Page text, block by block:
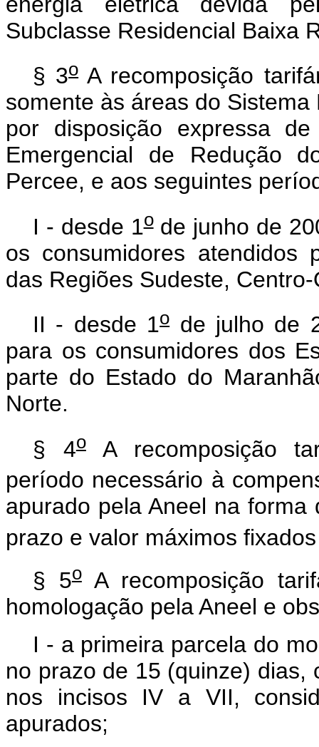
Subclasse Residencial Baixa
§ 3oA recomposição
somente às áreas do
por disposição expressa
Emergencial de Redução
Percee, e aos seguintes
I - desde 1ode junho de
os consumidores atendidos
das Regiões Sudeste,
II - desde 1ode julho de
para os consumidores dos
parte do Estado do
Norte.
§ 4oA recomposição
período necessário à
apurado pela Aneel na
prazo e valor máximos
§ 5oA recomposição
homologação pela Aneel e
I - a primeira parcela do
no prazo de 15 (quinze) dias,
nos incisos IV a VII,
apurados;